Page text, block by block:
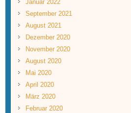
Januar 2022
September 2021
August 2021
Dezember 2020
November 2020
August 2020
Mai 2020
April 2020
März 2020
Februar 2020